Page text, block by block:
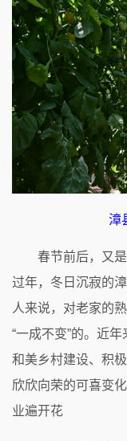
漳
春节前后，又
过年，冬日沉寂的
人来说，对老家的
“一成不变”的。近
和美乡村建设、积
欣欣向荣的可喜变
业遍开花